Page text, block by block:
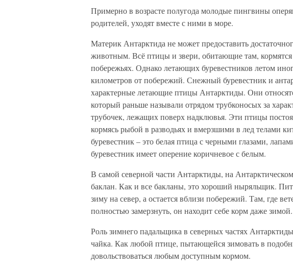
Примерно в возрасте полугода молодые пингвины
родителей, уходят вместе с ними в море.
Материк Антарктида не может предоставить
животным. Всё птицы и звери, обитающие там, кормятся
побережьях. Однако летающих буревестников летом
километров от побережий. Снежный буревестник и
характерные летающие птицы Антарктиды. Они
который раньше называли отрядом трубконосых за
трубочек, лежащих поверх надклювья. Эти птицы
кормясь рыбой в разводьях и вмерзшими в лед телами
буревестник – это белая птица с черными глазами,
буревестник имеет оперение коричневое с белым.
В самой северной части Антарктиды, на
баклан. Как и все бакланы, это хороший ныряльщик.
зиму на север, а остается вблизи побережий. Там, где
полностью замерзнуть, он находит себе корм даже зимой.
Роль зимнего падальщика в северных частях
чайка. Как любой птице, пытающейся зимовать в
довольствоваться любым доступным кормом.